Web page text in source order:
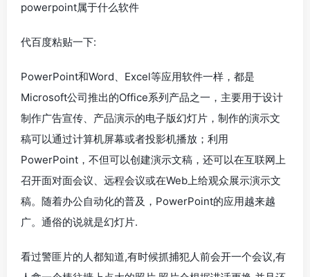
powerpoint属于什么软件
代百度粘贴一下:
PowerPoint和Word、Excel等应用软件一样，都是
Microsoft公司推出的Office系列产品之一，主要用于设计
制作广告宣传、产品演示的电子版幻灯片，制作的演示文
稿可以通过计算机屏幕或者投影机播放；利用
PowerPoint，不但可以创建演示文稿，还可以在互联网上
召开面对面会议、远程会议或在Web上给观众展示演示文
稿。随着办公自动化的普及，PowerPoint的应用越来越
广。通俗的说就是幻灯片.
看过警匪片的人都知道,有时候抓捕犯人前会开一个会议,有